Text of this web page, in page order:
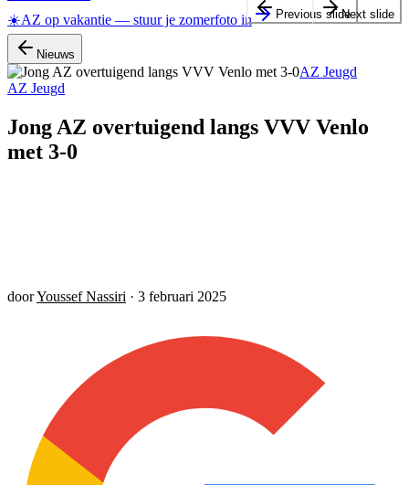
☀️AZ op vakantie — stuur je zomerfoto in
Nieuws
AZ Jeugd
AZ Jeugd
Jong AZ overtuigend langs VVV Venlo
met 3-0
doorYoussef Nassiri · 3 februari 2025
Previous slideNext slide